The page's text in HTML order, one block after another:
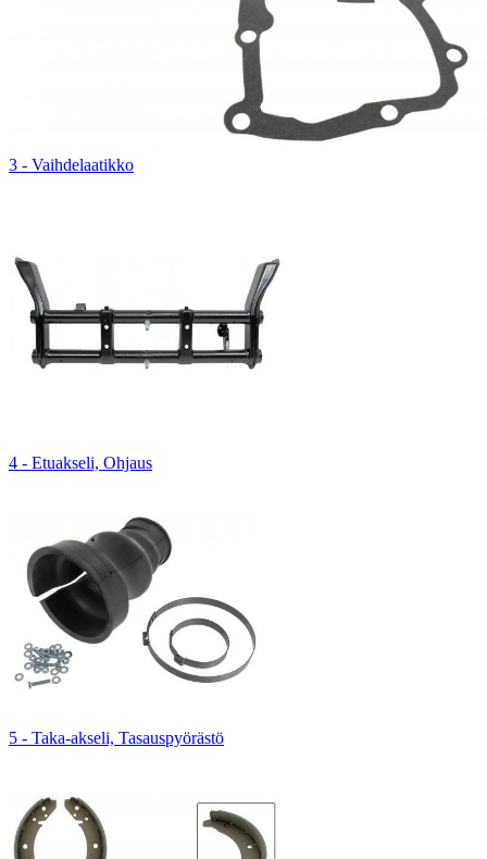
3 - Vaihdelaatikko
4 - Etuakseli, Ohjaus
5 - Taka-akseli, Tasauspyörästö